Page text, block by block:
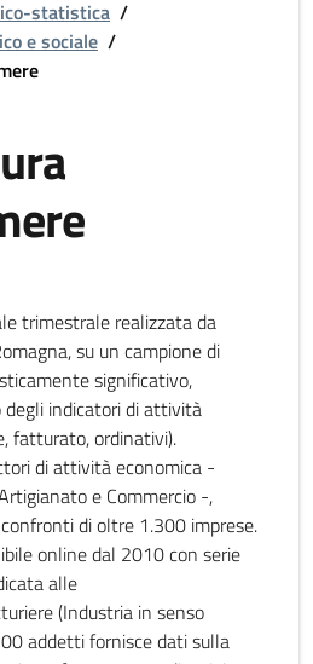
statistica /
e sociale /
trimestrale realizzata da
su un campione di
significativo,
indicatori di attività
fatturato, ordinativi).
di attività economica -
e Commercio -,
di oltre 1.300 imprese.
online dal 2010 con serie
alle
(Industria in senso
addetti fornisce dati sulla